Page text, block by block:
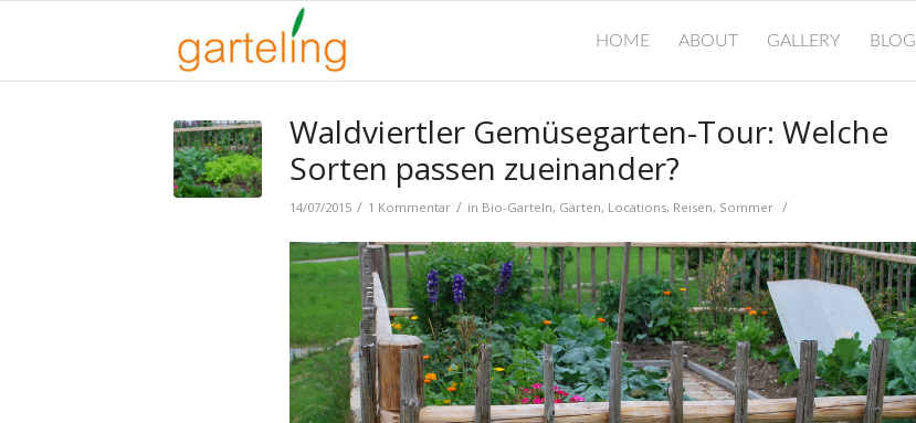
HOME ABOUT GALLERY BLOG
Waldviertler Gemüsegarten-Tour: Welche
Sorten passen zueinander?
14/07/2015 / 1 Kommentar / in Bio-Garteln, Gärten, Locations, Reisen, Sommer /